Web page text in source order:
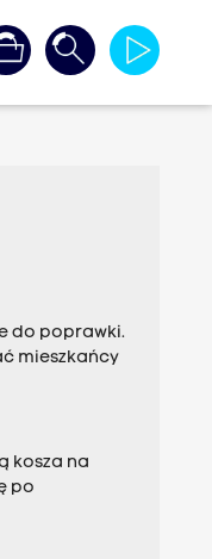
do poprawki.
mieszkańcy
kosza na
po